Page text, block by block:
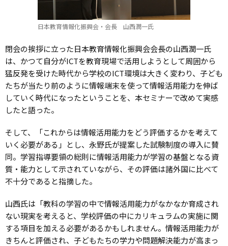
日本教育情報化振興会・会長 山西潤一氏
閉会の挨拶に立った日本教育情報化振興会会長の山西潤一氏
は、かつて自分がICTを教育現場で活用しようとして周囲から
猛反発を受けた時代から学校のICT環境は大きく変わり、子ども
たちが当たり前のように情報端末を使って情報活用能力を伸ば
していく時代になったということを、本セミナーで改めて実感
したと語った。
そして、「これからは情報活用能力をどう評価するかを考えて
いく必要がある」とし、永野氏が提案した試験制度の導入に賛
同。学習指導要領の総則に情報活用能力が学習の基盤となる資
質・能力として示されていながら、その評価は諸外国に比べて
不十分であると指摘した。
山西氏は「教科の学習の中で情報活用能力がなかなか育成され
ない現実を考えると、学校評価の中にカリキュラムの実施に関
する項目を加える必要があるかもしれません。情報活用能力が
きちんと評価され、子どもたちの学力や問題解決能力が高まっ